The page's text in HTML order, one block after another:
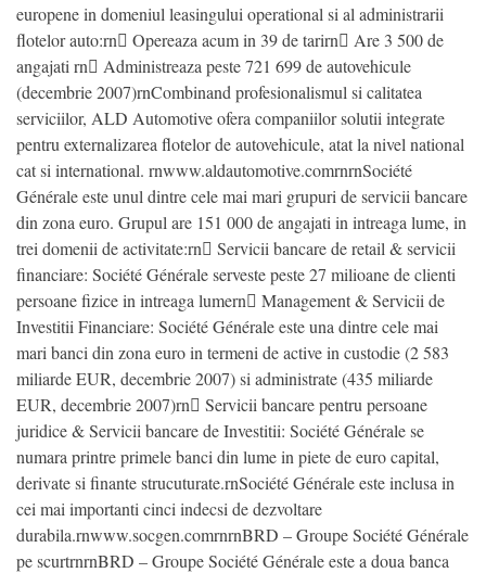
europene in domeniul leasingului operational si al administrarii
flotelor auto:rn Opereaza acum in 39 de tarirn Are 3 500 de
angajati rn Administreaza peste 721 699 de autovehicule
(decembrie 2007)rnCombinand profesionalismul si calitatea
serviciilor, ALD Automotive ofera companiilor solutii integrate
pentru externalizarea flotelor de autovehicule, atat la nivel national
cat si international. rnwww.aldautomotive.comrnrnSociété
Générale este unul dintre cele mai mari grupuri de servicii bancare
din zona euro. Grupul are 151 000 de angajati in intreaga lume, in
trei domenii de activitate:rn Servicii bancare de retail & servicii
financiare: Société Générale serveste peste 27 milioane de clienti
persoane fizice in intreaga lumern Management & Servicii de
Investitii Financiare: Société Générale este una dintre cele mai
mari banci din zona euro in termeni de active in custodie (2 583
miliarde EUR, decembrie 2007) si administrate (435 miliarde
EUR, decembrie 2007)rn Servicii bancare pentru persoane
juridice & Servicii bancare de Investitii: Société Générale se
numara printre primele banci din lume in piete de euro capital,
derivate si finante strucuturate.rnSociété Générale este inclusa in
cei mai importanti cinci indecsi de dezvoltare
durabila.rnwww.socgen.comrnrnBRD – Groupe Société Générale
pe scurtrnrnBRD – Groupe Société Générale este a doua banca